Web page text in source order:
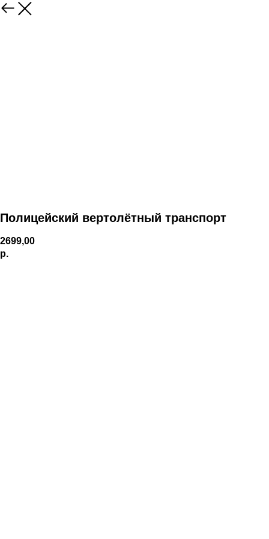
Полицейский вертолётный транспорт
2699,00
р.